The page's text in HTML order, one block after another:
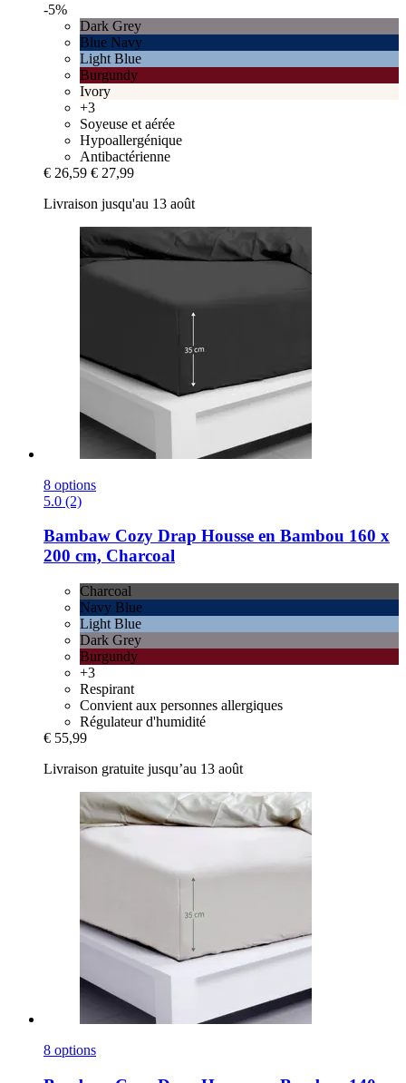
-5%
Dark Grey
Blue Navy
Light Blue
Burgundy
Ivory
+3
Soyeuse et aérée
Hypoallergénique
Antibactérienne
€ 26,59 € 27,99
Livraison jusqu'au 13 août
8 options
5.0 (2)
Bambaw Cozy Drap Housse en Bambou 160 x
200 cm, Charcoal
Charcoal
Navy Blue
Light Blue
Dark Grey
Burgundy
+3
Respirant
Convient aux personnes allergiques
Régulateur d'humidité
€ 55,99
Livraison gratuite jusqu’au 13 août
8 options